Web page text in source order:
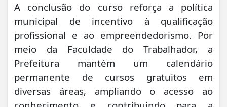
A conclusão do curso reforça a política
municipal de incentivo à qualificação
profissional e ao empreendedorismo. Por
meio da Faculdade do Trabalhador, a
Prefeitura mantém um calendário
permanente de cursos gratuitos em
diversas áreas, ampliando o acesso ao